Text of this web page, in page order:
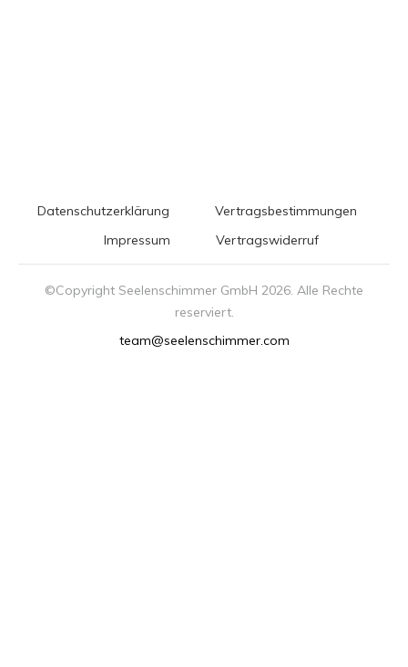
Datenschutzerklärung
Vertragsbestimmungen
Impressum
Vertragswiderruf
©Copyright Seelenschimmer GmbH 2026. Alle Rechte
reserviert.
team@seelenschimmer.com